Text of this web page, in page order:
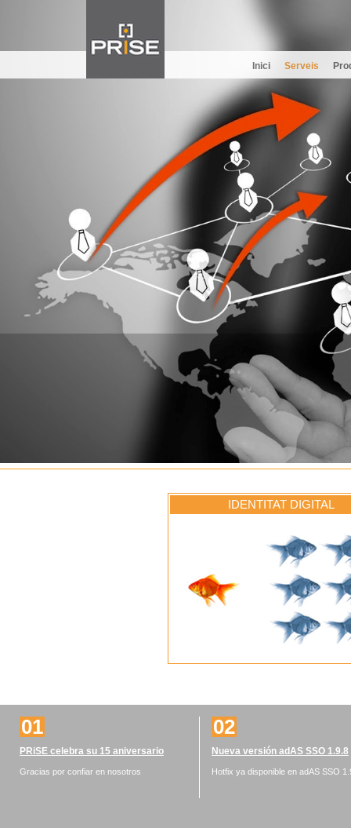
Inici Serveis
IDENTITAT DIGITAL
01
PRiSE celebra su 15 aniversario
Gracias por confiar en nosotros
02
Nueva versión adAS SSO 1.9.8
Hotfix ya disponible en adAS SSO